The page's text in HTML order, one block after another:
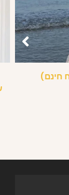
חינם)